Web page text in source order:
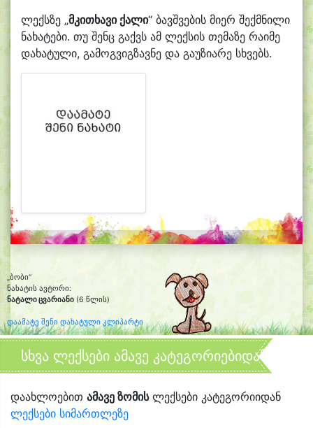
ლექსზე „მკითხავი ქალი“ ბავშვების მიერ შექმნილი
ნახატები. თუ შენც გაქვს ამ ლექსის თემაზე რაიმე
დახატული, გამოგვიგზავნე და გაუზიარე სხვებს.
„ბობი“
ნახატის ავტორი:
ნატალი ცვარიანი (6 წლის)
დაამატე შენი დახატული კლიპარტი
სხვა ლექსები ამავე კატეგორიებიდან
დაახლოებით ამავე ზომისლექსები კატეგორიიდან
ლექსები სიმართლეზე